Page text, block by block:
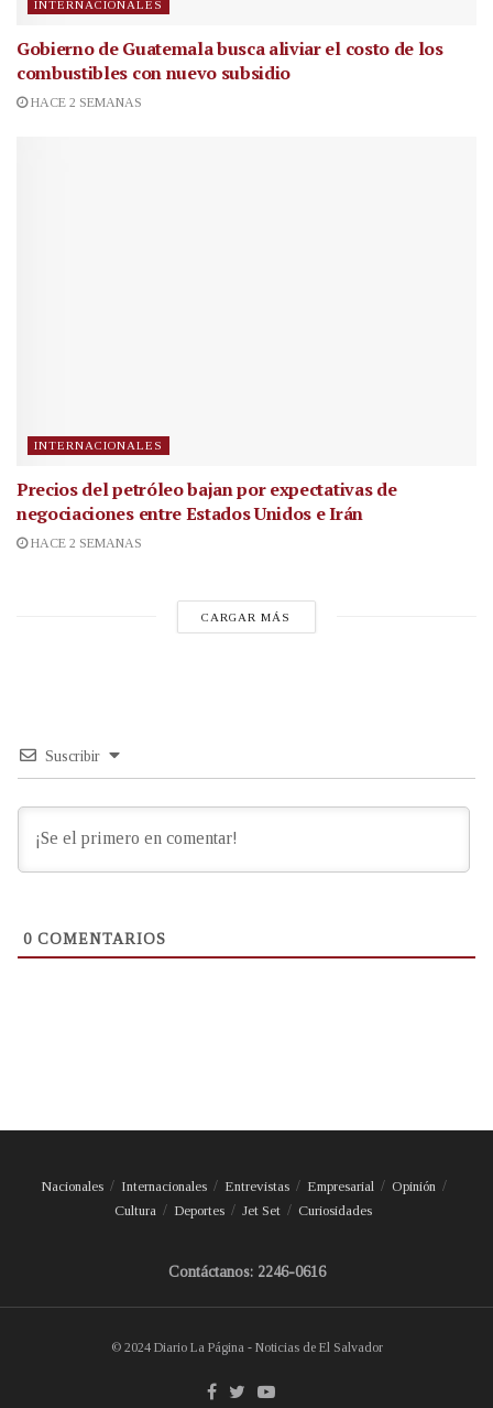
INTERNACIONALES
Gobierno de Guatemala busca aliviar el costo de los
combustibles con nuevo subsidio
HACE 2 SEMANAS
INTERNACIONALES
Precios del petróleo bajan por expectativas de
negociaciones entre Estados Unidos e Irán
HACE 2 SEMANAS
CARGAR MÁS
Suscribir
0 COMENTARIOS
Nacionales Internacionales Entrevistas Empresarial
Opinión
Cultura
Deportes Jet Set Curiosidades
Contáctanos: 2246-0616
© 2024 Diario La Página - Noticias de El Salvador